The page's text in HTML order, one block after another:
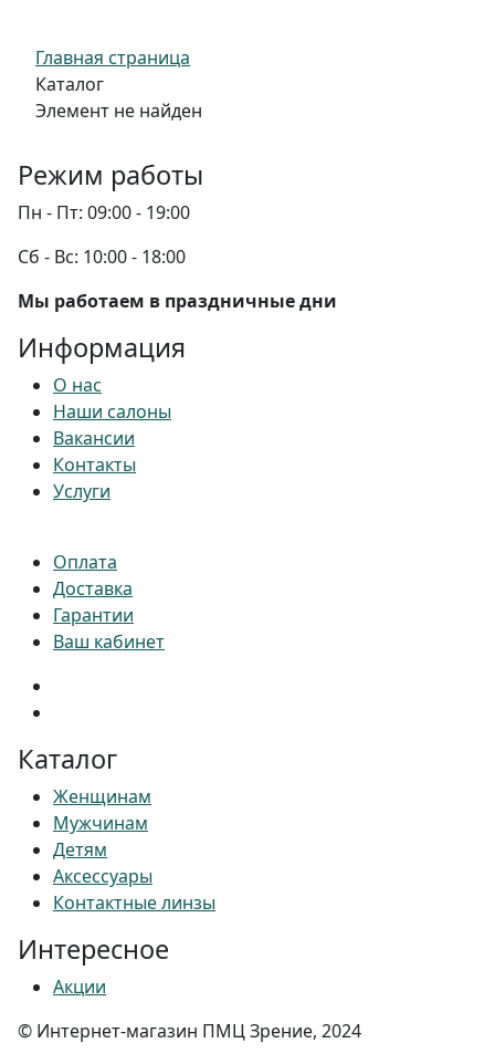
Главная страница
Каталог
Элемент не найден
Режим работы
Пн - Пт: 09:00 - 19:00
Сб - Вс: 10:00 - 18:00
Мы работаем в праздничные дни
Информация
О нас
Наши салоны
Вакансии
Контакты
Услуги
Оплата
Доставка
Гарантии
Ваш кабинет
Каталог
Женщинам
Мужчинам
Детям
Аксессуары
Контактные линзы
Интересное
Акции
© Интернет-магазин ПМЦ Зрение, 2024